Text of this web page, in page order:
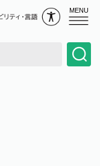
MENU